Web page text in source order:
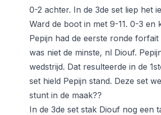
0-2 achter. In de 3de set liep het
Ward de boot in met 9-11. 0-3 en
Pepijn had de eerste ronde
was niet de minste, nl Diouf.
wedstrijd. Dat resulteerde in de
set hield Pepijn stand. Deze set
stunt in de maak??
In de 3de set stak Diouf nog een